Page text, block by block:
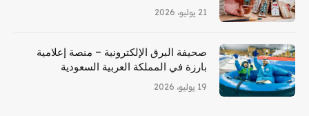
21 يوليو، 2026
صحيفة البرق الإلكترونية – منصة إعلامية
بارزة في المملكة العربية السعودية
19 يوليو، 2026